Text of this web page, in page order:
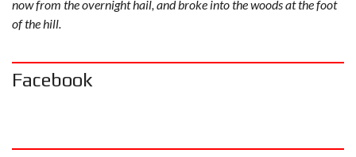
now from the overnight hail, and broke into the woods at the foot
of the hill.
Facebook